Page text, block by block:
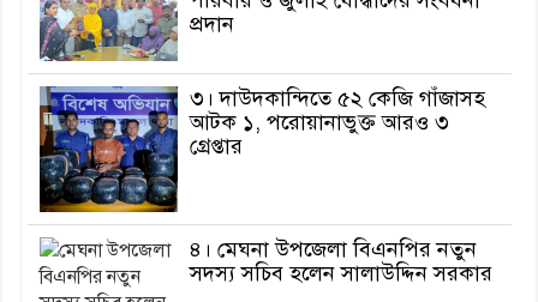
প্রদান
৩। দাউদকান্দিতে ৫২ কেজি গাঁজাসহ
আটক ১, পরোয়ানাভুক্ত আরও ৩
গ্রেপ্তার
৪। মেঘনা উপজেলা বিএনপির নতুন
সদস্য সচিব হলেন সালাউদ্দিন সরকার